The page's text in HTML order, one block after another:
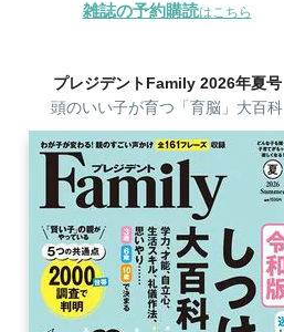
雑誌の予約購読はこちら
プレジデントFamily 2026年夏号
頭のいい子が育つ「育脳」大百科